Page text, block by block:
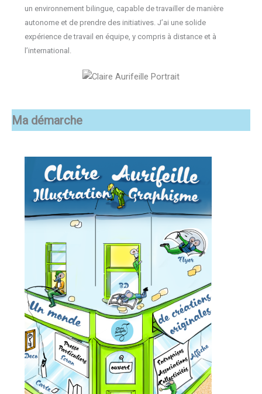
un environnement bilingue, capable de travailler de manière
autonome et de prendre des initiatives. J’ai une solide
expérience de travail en équipe, y compris à distance et à
l’international.
Ma démarche